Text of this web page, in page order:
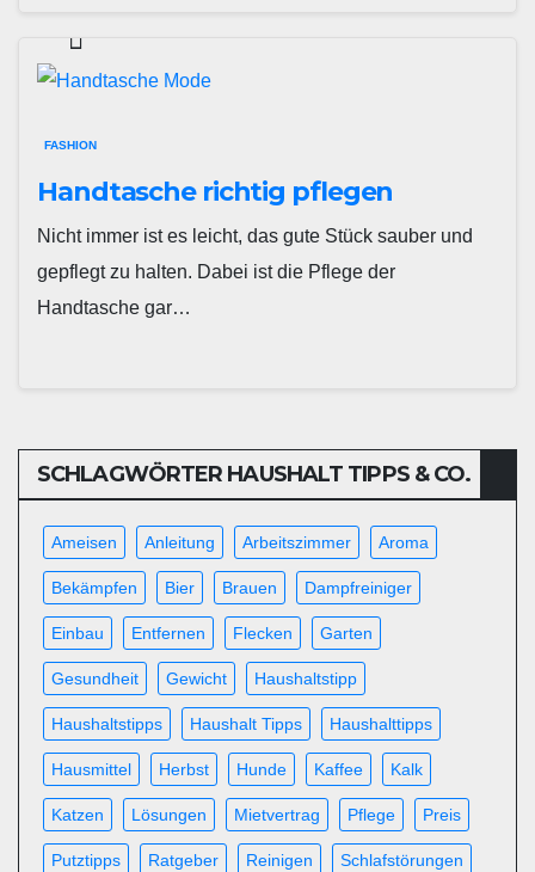
FASHION
Handtasche richtig pflegen
Nicht immer ist es leicht, das gute Stück sauber und
gepflegt zu halten. Dabei ist die Pflege der
Handtasche gar…
SCHLAGWÖRTER HAUSHALT TIPPS & CO.
Ameisen Anleitung Arbeitszimmer Aroma
Bekämpfen Bier Brauen Dampfreiniger
Einbau Entfernen Flecken Garten
Gesundheit Gewicht Haushaltstipp
Haushaltstipps Haushalt Tipps Haushalttipps
Hausmittel Herbst Hunde Kaffee Kalk
Katzen Lösungen Mietvertrag Pflege Preis
Putztipps Ratgeber Reinigen Schlafstörungen